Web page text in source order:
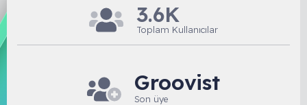
3.6K
Toplam Kullanıcılar
Groovist
Son üye